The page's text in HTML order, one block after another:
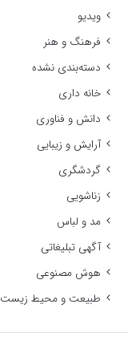
ویدیو
فرهنگ و هنر
دسته‌بندی نشده
خانه داری
دانش و فناوری
آرایش و زیبایی
گردشگری
زناشویی
مد و لباس
آگهی تبلیغاتی
هوش مصنوعی
طبیعت و محیط زیست